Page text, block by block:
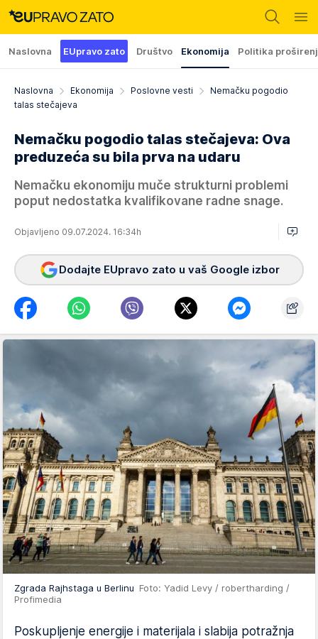
Naslovna EUpravo zato Društvo Ekonomija Politika
Naslovna Ekonomija Poslovne vesti
Nemačku pogodio
talas stečajeva
Nemačku pogodio talas stečajeva: Ova
preduzeća su bila prva na udaru
Nemačku ekonomiju muče strukturni problemi
poput nedostatka kvalifikovane radne snage.
Objavljeno 09.07.2024. 16:34h
Dodajte EUpravo zato u vaš Google izbor
Zgrada Rajhstaga u Berlinu Foto: Yadid Levy / robertharding /
Profimedia
Poskupljenje energije i materijala i slabija potražnja